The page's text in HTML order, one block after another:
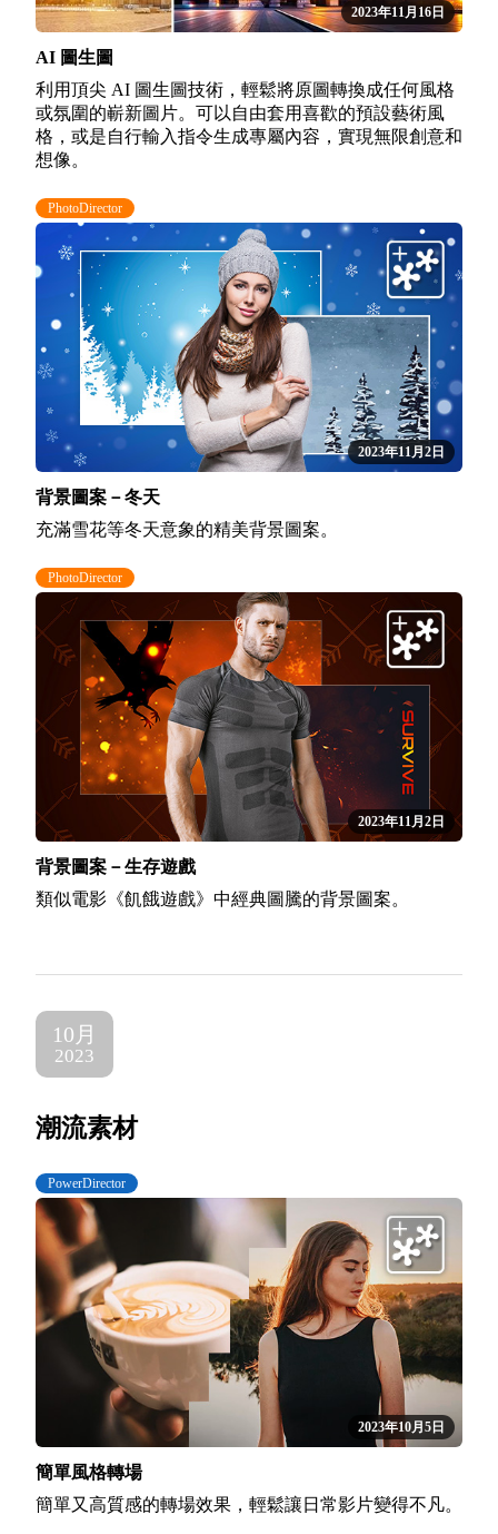
2023年11月16日
AI 圖生圖
利用頂尖 AI 圖生圖技術，輕鬆將原圖轉換成任何風格
或氛圍的嶄新圖片。可以自由套用喜歡的預設藝術風
格，或是自行輸入指令生成專屬內容，實現無限創意和
想像。
PhotoDirector
2023年11月2日
背景圖案－冬天
充滿雪花等冬天意象的精美背景圖案。
PhotoDirector
2023年11月2日
背景圖案－生存遊戲
類似電影《飢餓遊戲》中經典圖騰的背景圖案。
10月
2023
潮流素材
PowerDirector
2023年10月5日
簡單風格轉場
簡單又高質感的轉場效果，輕鬆讓日常影片變得不凡。